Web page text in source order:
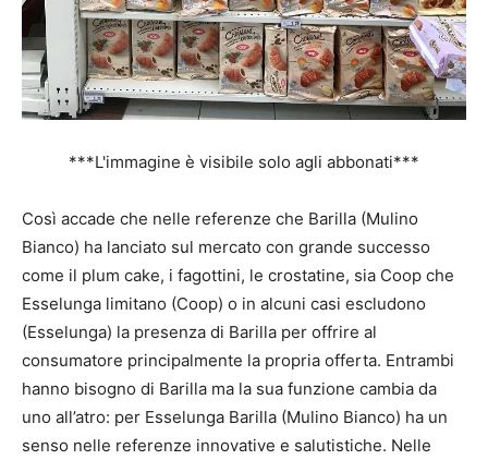
***L'immagine è visibile solo agli abbonati***
Così accade che nelle referenze che Barilla (Mulino
Bianco) ha lanciato sul mercato con grande successo
come il plum cake, i fagottini, le crostatine, sia Coop che
Esselunga limitano (Coop) o in alcuni casi escludono
(Esselunga) la presenza di Barilla per offrire al
consumatore principalmente la propria offerta. Entrambi
hanno bisogno di Barilla ma la sua funzione cambia da
uno all’atro: per Esselunga Barilla (Mulino Bianco) ha un
senso nelle referenze innovative e salutistiche. Nelle